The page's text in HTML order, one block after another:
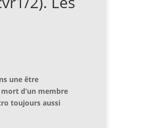
une être
d’un membre
toujours aussi